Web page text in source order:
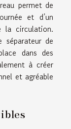
permet de
et d’un
la circulation.
de
dans des
à créer
et agréable